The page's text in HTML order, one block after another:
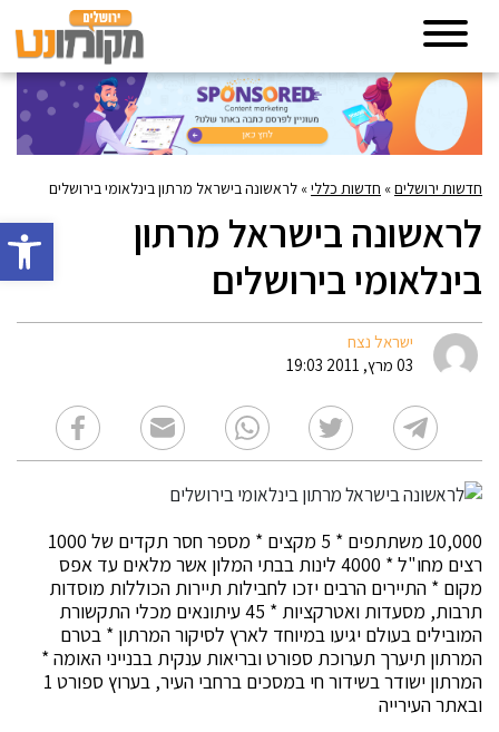
פתח
חדשות ירושלים» חדשות כללי» לראשונה בישראל מרתון בינלאומי בירושלים
לראשונה בישראל מרתון
בינלאומי בירושלים
ישראל נצח
03 מרץ, 2011 19:03
10,000 משתתפים * 5 מקצים * מספר חסר תקדים של 1000
רצים מחו"ל * 4000 לינות בבתי המלון אשר מלאים עד אפס
מקום * התיירים הרבים יזכו לחבילות תיירות הכוללות מוסדות
תרבות, מסעדות ואטרקציות * 45 עיתונאים מכלי התקשורת
המובילים בעולם יגיעו במיוחד לארץ לסיקור המרתון * בטרם
המרתון תיערך תערוכת ספורט ובריאות ענקית בבנייני האומה *
המרתון ישודר בשידור חי במסכים ברחבי העיר, בערוץ ספורט 1
ובאתר העירייה